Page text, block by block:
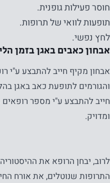
חוסר פעילות גופנית.
תופעות לוואי של תרופות.
לחץ נפשי.
אבחון כאבים באגן בזמן
אבחון מקיף חייב להתבצע ע"י
והגורמים לתופעת כאב באגן
חייב להתבצע ע"י מספר רופאים
ומדויק.
לרוב, יבחן הרופא את
התרופות שנוטלים, את אורח